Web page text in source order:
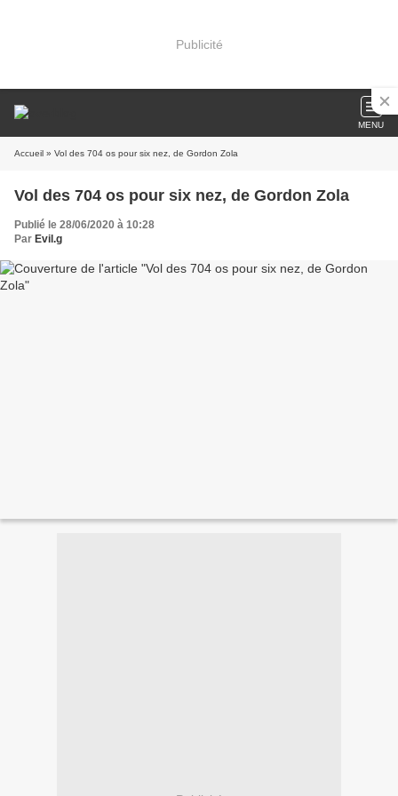
Publicité
MENU
Accueil » Vol des 704 os pour six nez, de Gordon Zola
Vol des 704 os pour six nez, de Gordon Zola
Publié le 28/06/2020 à 10:28
Par Evil.g